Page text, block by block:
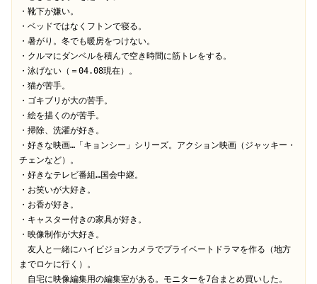
・靴下が嫌い。
・ベッドではなくフトンで寝る。
・暑がり。冬でも暖房をつけない。
・クルマにダンベルを積んで空き時間に筋トレをする。
・泳げない（＝04.08現在）。
・猫が苦手。
・ゴキブリが大の苦手。
・絵を描くのが苦手。
・掃除、洗濯が好き。
・好きな映画…「キョンシー」シリーズ。アクション映画（ジャッキー・
チェンなど）。
・好きなテレビ番組…国会中継。
・お笑いが大好き。
・お香が好き。
・キャスター付きの家具が好き。
・映像制作が大好き。
友人と一緒にハイビジョンカメラでプライベートドラマを作る（地方
までロケに行く）。
自宅に映像編集用の編集室がある。モニターを7台まとめ買いした。